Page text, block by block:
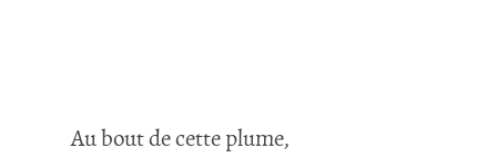
Au bout de cette plume,